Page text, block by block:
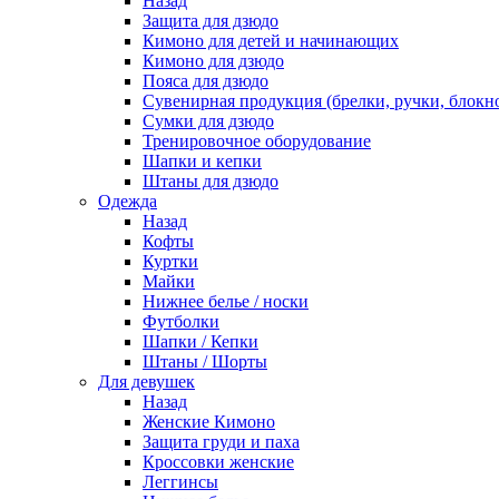
Защита для дзюдо
Кимоно для детей и начинающих
Кимоно для дзюдо
Пояса для дзюдо
Сувенирная продукция (брелки, ручки,
Сумки для дзюдо
Тренировочное оборудование
Шапки и кепки
Штаны для дзюдо
Одежда
Назад
Кофты
Куртки
Майки
Нижнее белье / носки
Футболки
Шапки / Кепки
Штаны / Шорты
Для девушек
Назад
Женские Кимоно
Защита груди и паха
Кроссовки женские
Леггинсы